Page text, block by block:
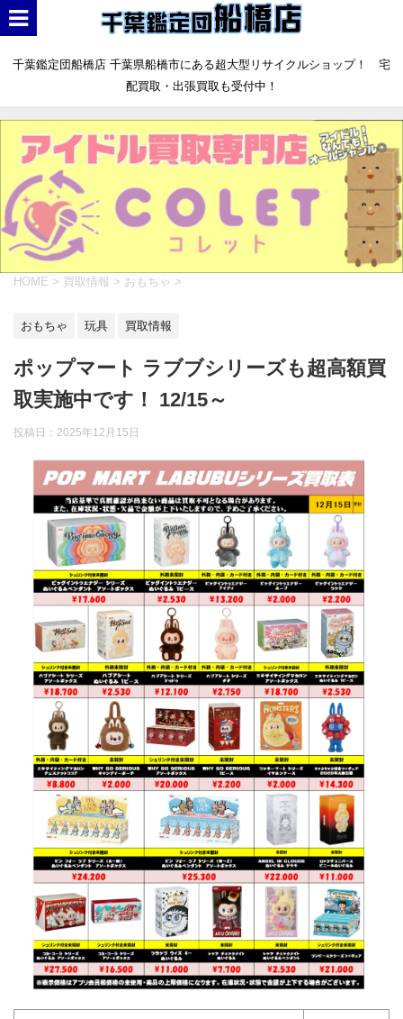
千葉鑑定団船橋店 千葉県船橋市にある超大型リサイクルショップ！ 宅
配買取・出張買取も受付中！
HOME > 買取情報 > おもちゃ >
おもちゃ 玩具 買取情報
ポップマート ラブブシリーズも超高額買
取実施中です！ 12/15～
投稿日： 2025年12月15日